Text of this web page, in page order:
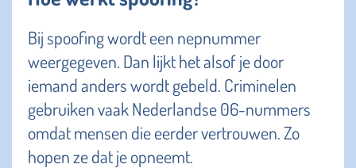
Bij spoofing wordt een nepnummer
weergegeven. Dan lijkt het alsof je door
iemand anders wordt gebeld. Criminelen
gebruiken vaak Nederlandse 06-nummers
omdat mensen die eerder vertrouwen. Zo
hopen ze dat je opneemt.